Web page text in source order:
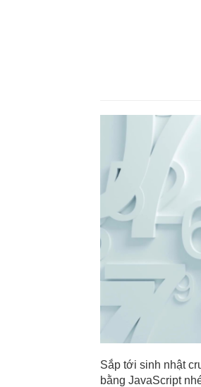
Sắp tới sinh nhật
bằng JavaScript